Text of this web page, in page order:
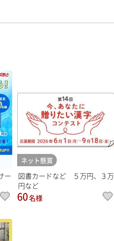
ー
ネット懸賞
図書カードなど ５万円、３万
円など
60名様